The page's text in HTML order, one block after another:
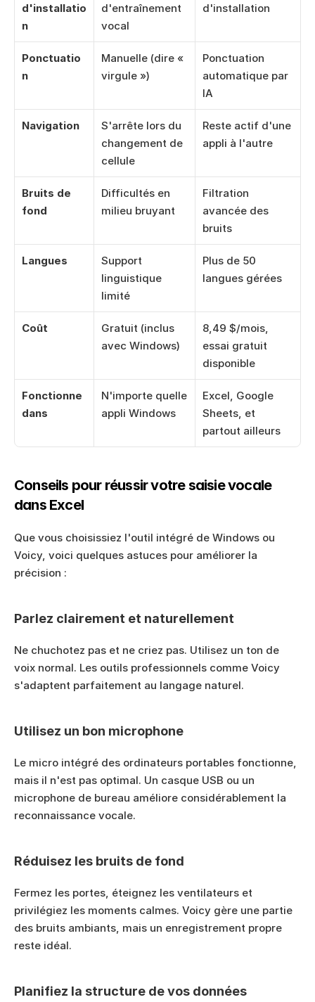
d'installatio
n
d'entraînement
vocal
d'installation
Ponctuatio
n
Manuelle (dire «
virgule »)
Ponctuation
automatique par
IA
Navigation
S'arrête lors du
changement de
cellule
Reste actif d'une
appli à l'autre
Bruits de
fond
Difficultés en
milieu bruyant
Filtration
avancée des
bruits
Langues
Support
linguistique
limité
Plus de 50
langues gérées
Coût
Gratuit (inclus
avec Windows)
8,49 $/mois,
essai gratuit
disponible
Fonctionne
dans
N'importe quelle
appli Windows
Excel, Google
Sheets, et
partout ailleurs
Conseils pour réussir votre saisie vocale
dans Excel
Que vous choisissiez l'outil intégré de Windows ou
Voicy, voici quelques astuces pour améliorer la
précision :
Parlez clairement et naturellement
Ne chuchotez pas et ne criez pas. Utilisez un ton de
voix normal. Les outils professionnels comme Voicy
s'adaptent parfaitement au langage naturel.
Utilisez un bon microphone
Le micro intégré des ordinateurs portables fonctionne,
mais il n'est pas optimal. Un casque USB ou un
microphone de bureau améliore considérablement la
reconnaissance vocale.
Réduisez les bruits de fond
Fermez les portes, éteignez les ventilateurs et
privilégiez les moments calmes. Voicy gère une partie
des bruits ambiants, mais un enregistrement propre
reste idéal.
Planifiez la structure de vos données